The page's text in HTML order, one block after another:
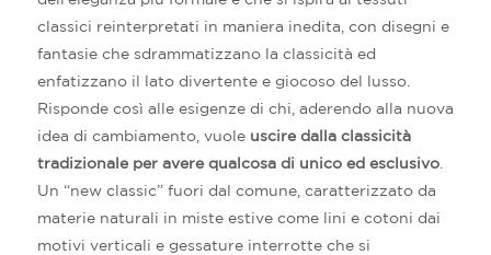
classici reinterpretati in maniera inedita, con disegni e
fantasie che sdrammatizzano la classicità ed
enfatizzano il lato divertente e giocoso del lusso.
Risponde così alle esigenze di chi, aderendo alla nuova
idea di cambiamento, vuole uscire dalla classicità
tradizionale per avere qualcosa di unico ed esclusivo
Un “new classic” fuori dal comune, caratterizzato da
materie naturali in miste estive come lini e cotoni dai
motivi verticali e gessature interrotte che si